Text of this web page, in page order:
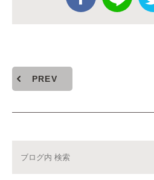
PREV